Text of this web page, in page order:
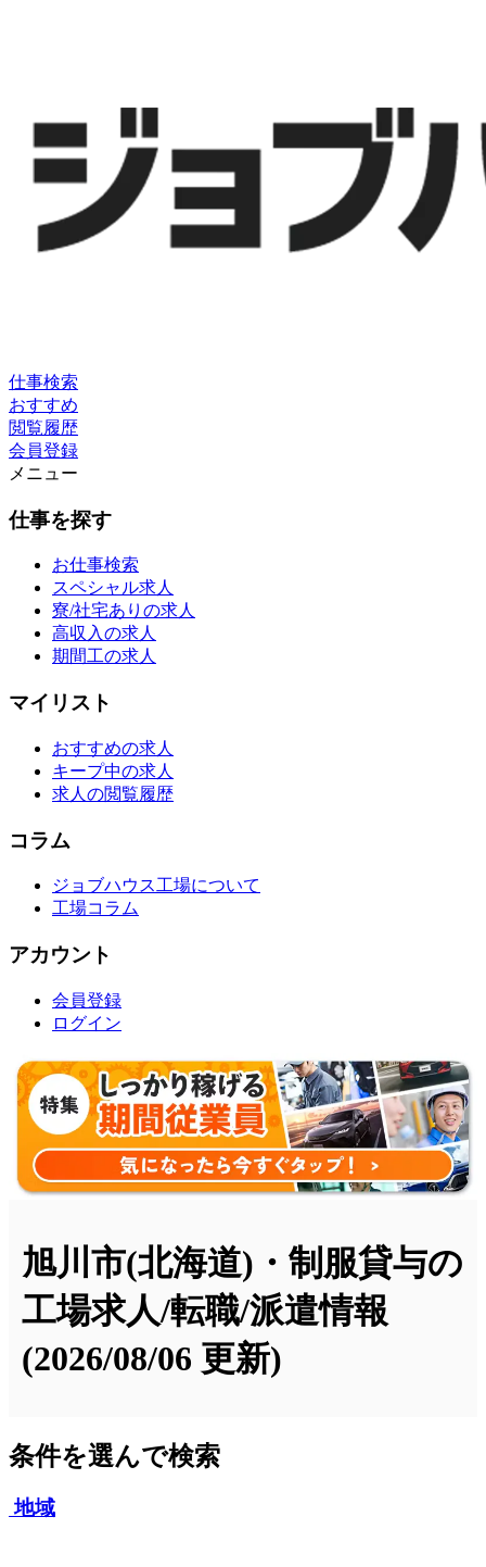
仕事検索
おすすめ
閲覧履歴
会員登録
メニュー
仕事を探す
お仕事検索
スペシャル求人
寮/社宅ありの求人
高収入の求人
期間工の求人
マイリスト
おすすめの求人
キープ中の求人
求人の閲覧履歴
コラム
ジョブハウス工場について
工場コラム
アカウント
会員登録
ログイン
旭川市(北海道)・制服貸与の
工場求人/転職/派遣情報
(2026/08/06 更新)
条件を選んで検索
地域